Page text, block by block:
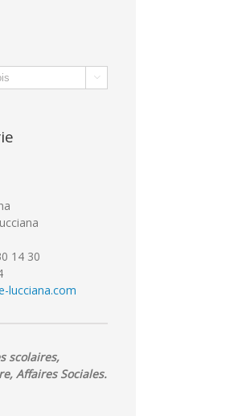

14 30
lucciana.com
scolaires,
Affaires Sociales.